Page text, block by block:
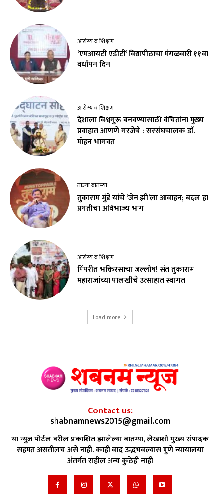
आरोग्य व शिक्षण
‘एमआयटी एडीटी’ विद्यापीठाचा मंगळवारी ११वा
वर्धापन दिन
आरोग्य व शिक्षण
देशाला विश्वगुरू बनवण्यासाठी वंचितांना मुख्य
प्रवाहात आणणे गरजेचे : सरसंघचालक डाॅ.
मोहन भागवत
ताज्या बातम्या
तुकाराम मुंढे यांचे ‘जेन झी’ला आवाहन; बदल हा
प्रगतीचा अविभाज्य भाग
आरोग्य व शिक्षण
पिंपरीत भक्तिरसाचा जल्लोष! संत तुकाराम
महाराजांच्या पालखीचे उत्साहात स्वागत
Load more
Contact us:
shabnamnews2015@gmail.com
या न्युज पोर्टल वरील प्रकाशित झालेल्या बातम्या, लेखाशी मुख्य संपादक
सहमत असतीलच असे नाही. काही वाद उद्भभवल्यास पुणे न्यायालया
अंतर्गत राहील अन्य कुठेही नाही